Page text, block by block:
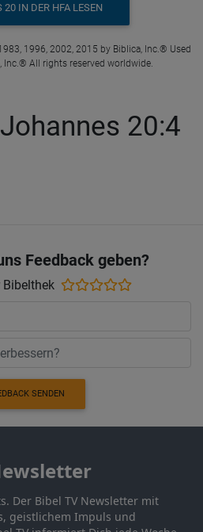
20 IN DER HFA LESEN
1996, 2002, 2015 by Biblica, Inc.® Used
Inc.® All rights reserved worldwide.
20:4
Feedback geben?
Bibelthek
SENDEN
Der Bibel TV Newsletter mit
geistlichem Impuls und